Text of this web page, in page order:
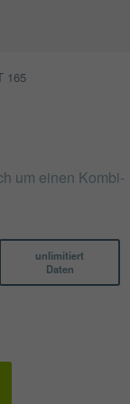
165
um einen Kombi-
unlimitiert
Daten